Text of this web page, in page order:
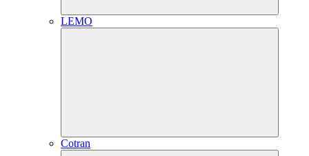
LEMO
Cotran